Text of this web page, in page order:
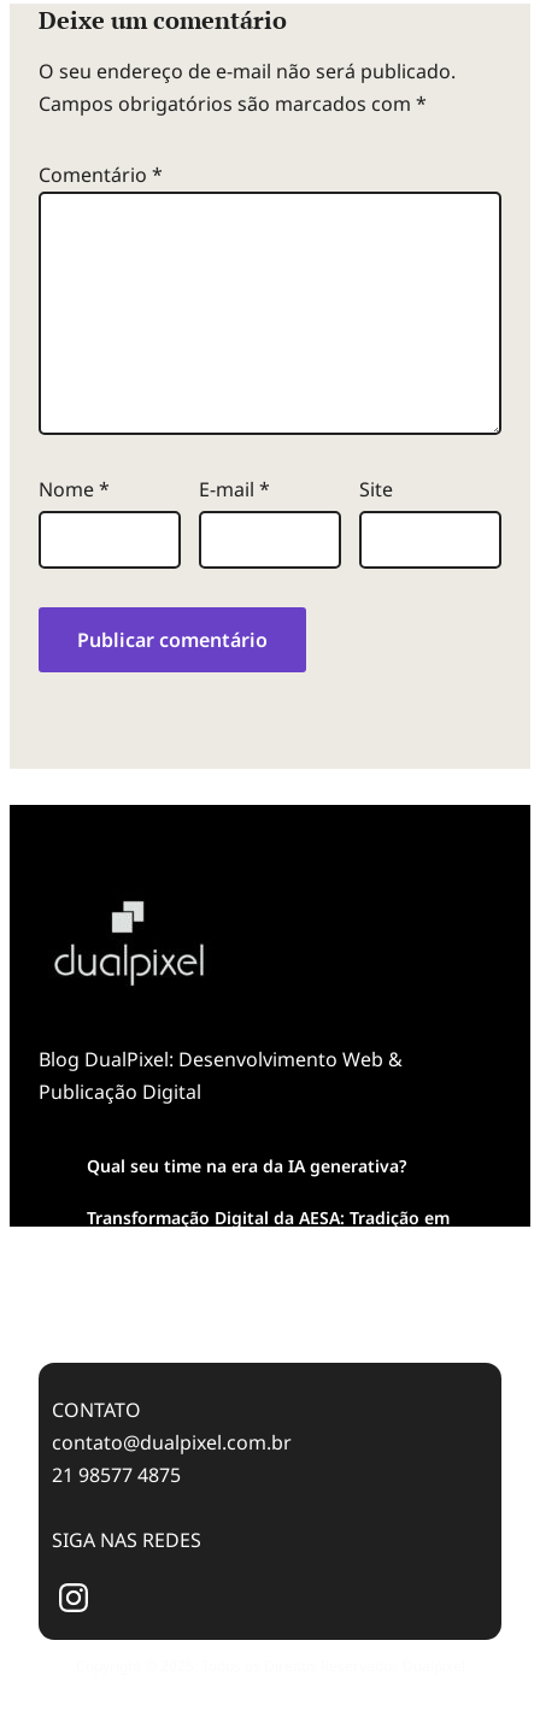
Deixe um comentário
O seu endereço de e-mail não será publicado.
Campos obrigatórios são marcados com *
Comentário *
Nome* E-mail * Site
Blog DualPixel: Desenvolvimento Web &
Publicação Digital
Qual seu time na era da IA generativa?
Transformação Digital da AESA: Tradição em
CONTATO
contato@dualpixel.com.br
21 98577 4875
SIGA NAS REDES